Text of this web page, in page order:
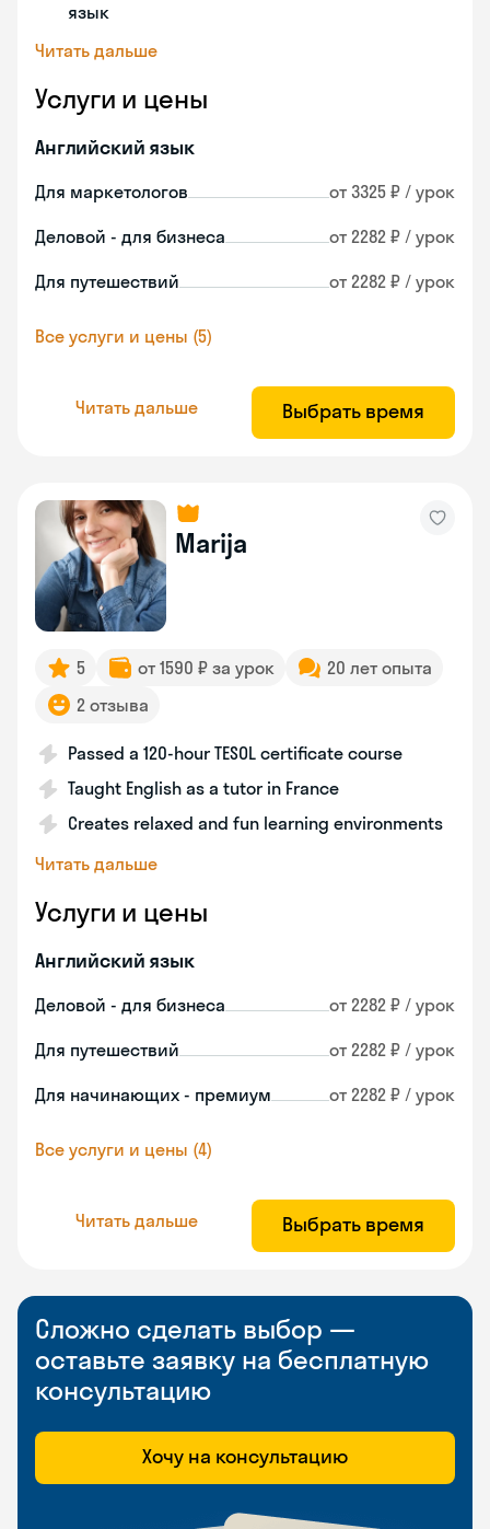
язык
Читать дальше
Услуги и цены
Английский язык
Для маркетологов от 3325 ₽ / урок
Деловой - для бизнеса от 2282 ₽ / урок
Для путешествий от 2282 ₽ / урок
Все услуги и цены (5)
Читать дальше Выбрать время
Marija
5 от 1590 ₽ за урок
20 лет опыта
2 отзыва
Passed a 120-hour TESOL certificate course
Taught English as a tutor in France
Creates relaxed and fun learning environments
Читать дальше
Услуги и цены
Английский язык
Деловой - для бизнеса от 2282 ₽ / урок
Для путешествий от 2282 ₽ / урок
Для начинающих - премиум от 2282 ₽ / урок
Все услуги и цены (4)
Читать дальше Выбрать время
Сложно сделать выбор —
оставьте заявку на бесплатную
консультацию
Хочу на консультацию